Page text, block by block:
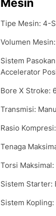
Mesin
Tipe Mesin: 4-
Volumen
Sistem
Accelerator
Bore X Stroke:
Transmisi:
Rasio Kompresi:
Tenaga
Torsi
Sistem Starter:
Sistem